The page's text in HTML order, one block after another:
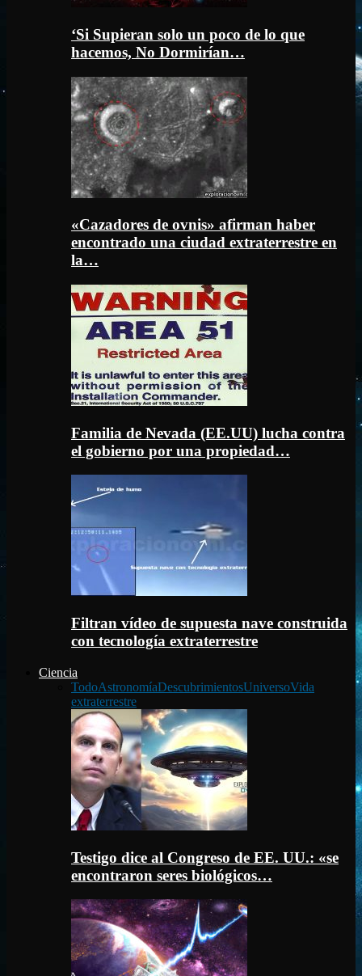
‘Si Supieran solo un poco de lo que
hacemos, No Dormirían…
«Cazadores de ovnis» afirman haber
encontrado una ciudad extraterrestre en
la…
Familia de Nevada (EE.UU) lucha contra
el gobierno por una propiedad…
Filtran vídeo de supuesta nave construida
con tecnología extraterrestre
Ciencia
TodoAstronomíaDescubrimientosUniversoVida
extraterrestre
Testigo dice al Congreso de EE. UU.: «se
encontraron seres biológicos…